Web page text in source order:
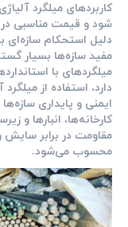
شود و قیمت مناسبی در
دلیل استحکام سازه‌ای
مفید سازه‌ها بسیار
میلگردهای با
ایمنی و پایداری
کارخانه‌ها، انبارها و
مقاومت در برابر
محسوب می‌شود.